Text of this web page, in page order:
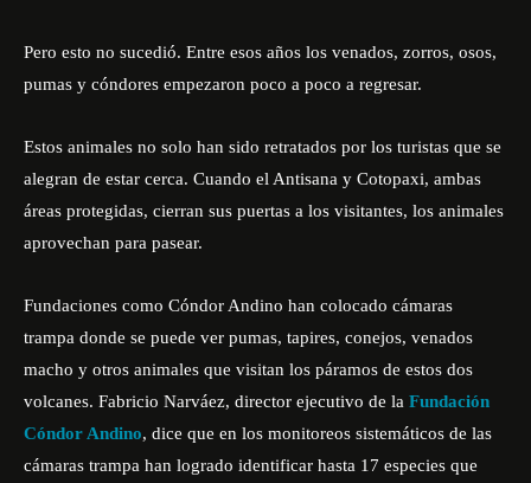
Pero esto no sucedió. Entre esos años los venados, zorros, osos,
pumas y cóndores empezaron poco a poco a regresar.
Estos animales no solo han sido retratados por los turistas que se
alegran de estar cerca. Cuando el Antisana y Cotopaxi, ambas
áreas protegidas, cierran sus puertas a los visitantes, los animales
aprovechan para pasear.
Fundaciones como Cóndor Andino han colocado cámaras
trampa donde se puede ver pumas, tapires, conejos, venados
macho y otros animales que visitan los páramos de estos dos
volcanes. Fabricio Narváez, director ejecutivo de la Fundación
Cóndor Andino, dice que en los monitoreos sistemáticos de las
cámaras trampa han logrado identificar hasta 17 especies que